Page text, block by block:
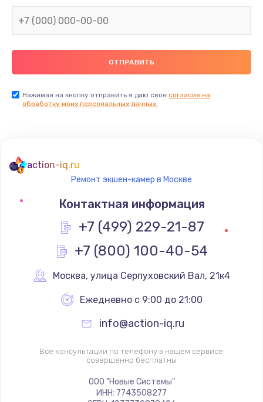
Нажимая на кнопку отправить я даю свое согласие на
обработку моих персональных данных.
action-iq.ru
Ремонт экшен-камер в Москве
Контактная информация
+7 (499) 229-21-87
+7 (800) 100-40-54
Москва, улица Серпуховский Вал, 21к4
Ежедневно с 9:00 до 21:00
info@action-iq.ru
Все консультации по телефону в нашем сервисе
совершенно бесплатны
ООО "Новые Системы"
ИНН: 7743508277